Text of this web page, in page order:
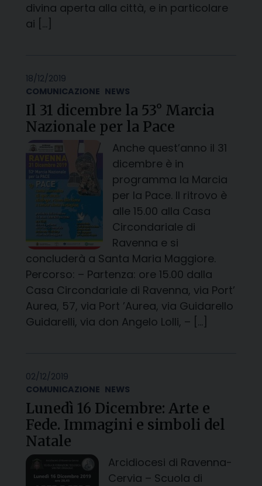
divina aperta alla città, e in particolare
ai […]
18/12/2019
COMUNICAZIONE NEWS
Il 31 dicembre la 53° Marcia
Nazionale per la Pace
Anche quest’anno il 31
dicembre è in
programma la Marcia
per la Pace. Il ritrovo è
alle 15.00 alla Casa
Circondariale di
Ravenna e si
concluderà a Santa Maria Maggiore.
Percorso: – Partenza: ore 15.00 dalla
Casa Circondariale di Ravenna, via Port’
Aurea, 57, via Port ’Aurea, via Guidarello
Guidarelli, via don Angelo Lolli, – […]
02/12/2019
COMUNICAZIONE NEWS
Lunedì 16 Dicembre: Arte e
Fede. Immagini e simboli del
Natale
Arcidiocesi di Ravenna-
Cervia – Scuola di